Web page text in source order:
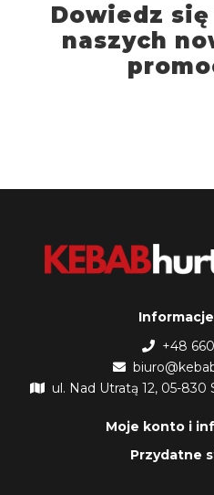
Dowiedz
naszych
+48 660
ul. Nad Utratą 12, 05-
Moje konto i
Przydatne